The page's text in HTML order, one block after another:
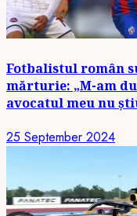
Fotbalistul român
mărturie: „M-am
avocatul meu nu
25 September 2024